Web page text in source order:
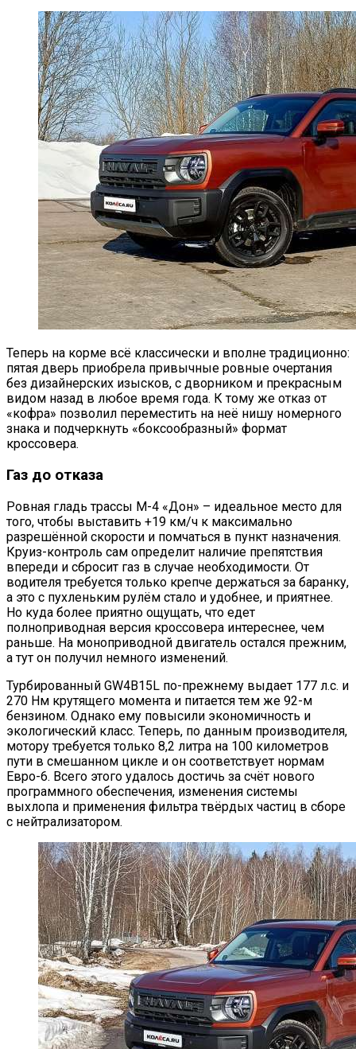
Теперь на корме всё классически и вполне традиционно:
пятая дверь приобрела привычные ровные очертания
без дизайнерских изысков, с дворником и прекрасным
видом назад в любое время года. К тому же отказ от
«кофра» позволил переместить на неё нишу номерного
знака и подчеркнуть «боксообразный» формат
кроссовера.
Газ до отказа
Ровная гладь трассы М-4 «Дон» – идеальное место для
того, чтобы выставить +19 км/ч к максимально
разрешённой скорости и помчаться в пункт назначения.
Круиз-контроль сам определит наличие препятствия
впереди и сбросит газ в случае необходимости. От
водителя требуется только крепче держаться за баранку,
а это с пухленьким рулём стало и удобнее, и приятнее.
Но куда более приятно ощущать, что едет
полноприводная версия кроссовера интереснее, чем
раньше. На моноприводной двигатель остался прежним,
а тут он получил немного изменений.
Турбированный GW4B15L по-прежнему выдает 177 л.с. и
270 Нм крутящего момента и питается тем же 92-м
бензином. Однако ему повысили экономичность и
экологический класс. Теперь, по данным производителя,
мотору требуется только 8,2 литра на 100 километров
пути в смешанном цикле и он соответствует нормам
Евро-6. Всего этого удалось достичь за счёт нового
программного обеспечения, изменения системы
выхлопа и применения фильтра твёрдых частиц в сборе
с нейтрализатором.